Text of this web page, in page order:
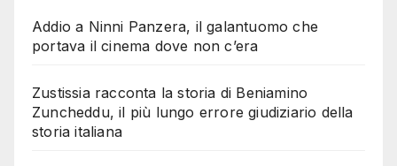
Addio a Ninni Panzera, il galantuomo che
portava il cinema dove non c’era
Zustissia racconta la storia di Beniamino
Zuncheddu, il più lungo errore giudiziario della
storia italiana